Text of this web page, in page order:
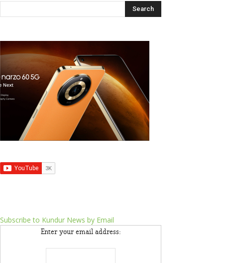
Subscribe to Kundur News by Email
Enter your email address: